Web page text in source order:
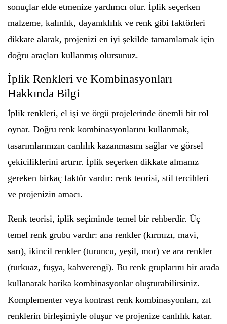
sonuçlar elde etmenize yardımcı olur. İplik seçerken
malzeme, kalınlık, dayanıklılık ve renk gibi faktörleri
dikkate alarak, projenizi en iyi şekilde tamamlamak için
doğru araçları kullanmış olursunuz.
İplik Renkleri ve Kombinasyonları
Hakkında Bilgi
İplik renkleri, el işi ve örgü projelerinde önemli bir rol
oynar. Doğru renk kombinasyonlarını kullanmak,
tasarımlarınızın canlılık kazanmasını sağlar ve görsel
çekiciliklerini artırır. İplik seçerken dikkate almanız
gereken birkaç faktör vardır: renk teorisi, stil tercihleri
ve projenizin amacı.
Renk teorisi, iplik seçiminde temel bir rehberdir. Üç
temel renk grubu vardır: ana renkler (kırmızı, mavi,
sarı), ikincil renkler (turuncu, yeşil, mor) ve ara renkler
(turkuaz, fuşya, kahverengi). Bu renk gruplarını bir arada
kullanarak harika kombinasyonlar oluşturabilirsiniz.
Komplementer veya kontrast renk kombinasyonları, zıt
renklerin birleşimiyle oluşur ve projenize canlılık katar.